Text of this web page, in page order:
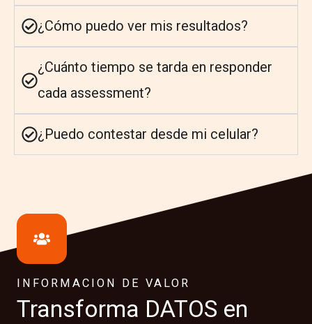
¿Cómo puedo ver mis resultados?
¿Cuánto tiempo se tarda en responder
cada assessment?
¿Puedo contestar desde mi celular?
INFORMACION DE VALOR
Transforma DATOS en